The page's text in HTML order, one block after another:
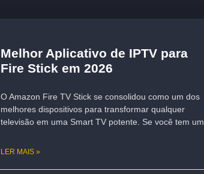
Melhor Aplicativo de IPTV para
Fire Stick em 2026
O Amazon Fire TV Stick se consolidou como um dos
melhores dispositivos para transformar qualquer
televisão em uma Smart TV potente. Se você tem um
LER MAIS »